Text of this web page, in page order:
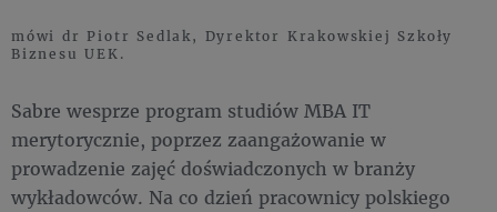
mówi dr Piotr Sedlak, Dyrektor Krakowskiej Szkoły
Biznesu UEK.
Sabre wesprze program studiów MBA IT
merytorycznie, poprzez zaangażowanie w
prowadzenie zajęć doświadczonych w branży
wykładowców. Na co dzień pracownicy polskiego